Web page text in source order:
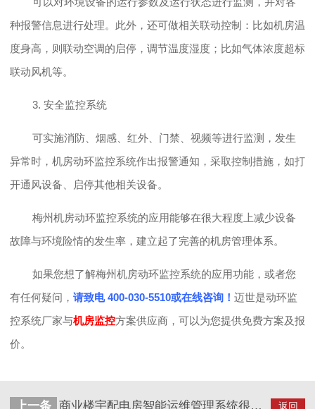
种报警信息进行处理。此外，还可做相关联动控制：比如机房温
度身高，则联动空调的启停，调节温度湿度；比如气体浓度超标
联动风机等。
3. 安全监控系统
可实施消防、烟感、红外、门禁、视频等进行监测，发生
异常时，机房动环监控系统作出报警通知，采取控制措施，如打
开通风设备、启停其他相关设备。
梅州机房动环监控系统的应用能够在很大程度上减少设备
故障与环境险情的发生率，建立起了完善的机房管理体系。
如果您想了解梅州机房动环监控系统的应用功能，或者您
有任何疑问， 请致电 400-030-5510或在线咨询！ 迈世是动环监
控系统厂家与机房监控方案供应商，可以为您提供免费方案及报
价。
返回
上一条 商业楼宇配电房智能运维管理系统很有必要！